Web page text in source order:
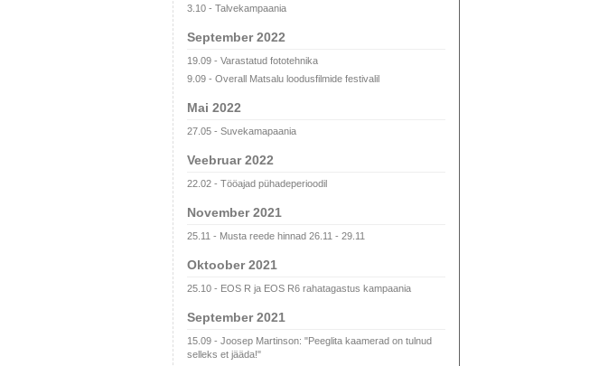
3.10 - Talvekampaania
September 2022
19.09 - Varastatud fototehnika
9.09 - Overall Matsalu loodusfilmide festivalil
Mai 2022
27.05 - Suvekamapaania
Veebruar 2022
22.02 - Tööajad pühadeperioodil
November 2021
25.11 - Musta reede hinnad 26.11 - 29.11
Oktoober 2021
25.10 - EOS R ja EOS R6 rahatagastus kampaania
September 2021
15.09 - Joosep Martinson: "Peeglita kaamerad on tulnud
selleks et jääda!"